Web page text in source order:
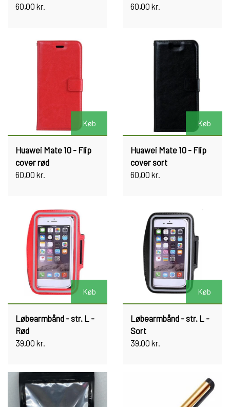
60,00 kr.
60,00 kr.
Køb
Huawei Mate 10 - Flip
cover rød
60,00 kr.
Køb
Huawei Mate 10 - Flip
cover sort
60,00 kr.
Køb
Løbearmbånd - str. L -
Rød
39,00 kr.
Køb
Løbearmbånd - str. L -
Sort
39,00 kr.